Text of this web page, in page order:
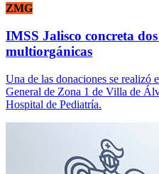
ZMG
IMSS Jalisco concreta
multiorgánicas
Una de las donaciones se realizó
General de Zona 1 de Villa de
Hospital de Pediatría.